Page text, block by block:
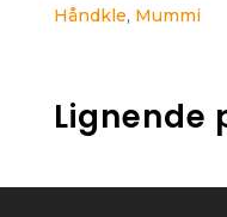
Håndkle, Mummi
Lignende